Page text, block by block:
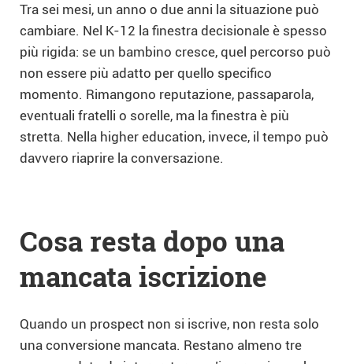
Tra sei mesi, un anno o due anni la situazione può
cambiare. Nel K-12 la finestra decisionale è spesso
più rigida: se un bambino cresce, quel percorso può
non essere più adatto per quello specifico
momento. Rimangono reputazione, passaparola,
eventuali fratelli o sorelle, ma la finestra è più
stretta. Nella higher education, invece, il tempo può
davvero riaprire la conversazione.
Cosa resta dopo una
mancata iscrizione
Quando un prospect non si iscrive, non resta solo
una conversione mancata. Restano almeno tre